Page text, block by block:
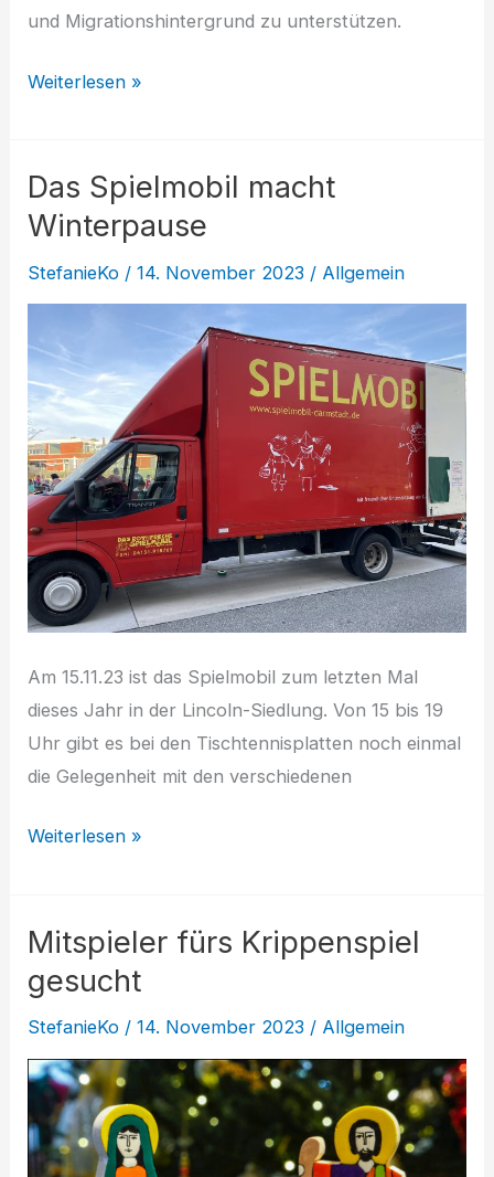
und Migrationshintergrund zu unterstützen.
Sprachpatinnen
gesucht
Weiterlesen »
Das Spielmobil macht
Winterpause
StefanieKo /14. November 2023 / Allgemein
Am 15.11.23 ist das Spielmobil zum letzten Mal
dieses Jahr in der Lincoln-Siedlung. Von 15 bis 19
Uhr gibt es bei den Tischtennisplatten noch einmal
die Gelegenheit mit den verschiedenen
Das
Winterpause
Weiterlesen »
Mitspieler fürs Krippenspiel
gesucht
StefanieKo /14. November 2023 / Allgemein